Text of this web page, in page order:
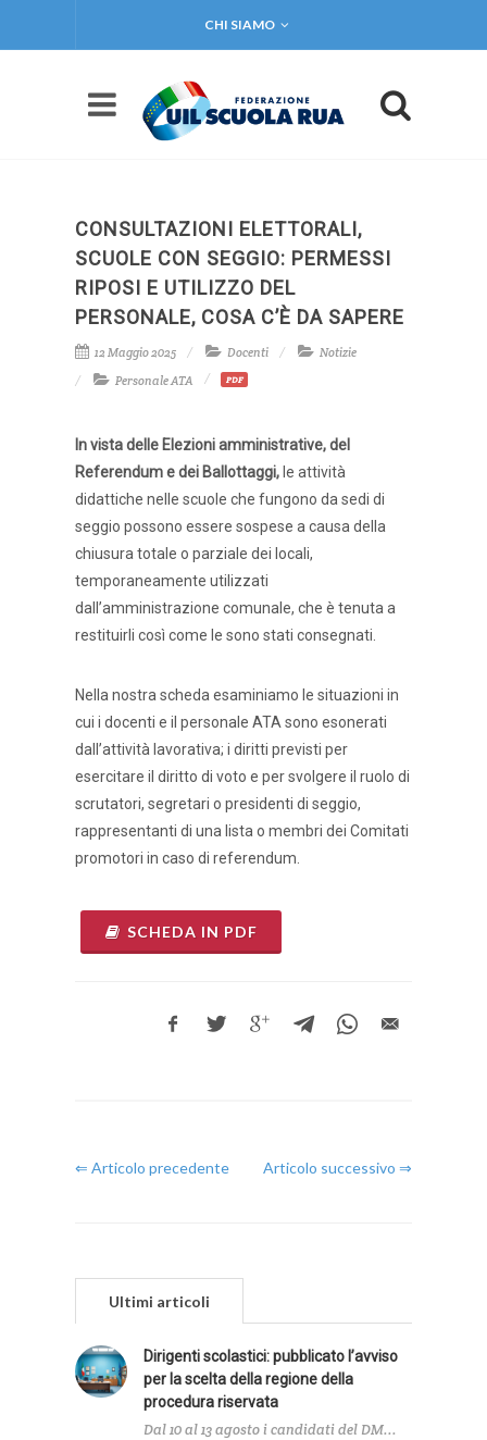
CHI SIAMO
CONSULTAZIONI ELETTORALI,
SCUOLE CON SEGGIO: PERMESSI
RIPOSI E UTILIZZO DEL
PERSONALE, COSA C’È DA SAPERE
12 Maggio 2025 Docenti
Notizie
Personale ATA
PDF
In vista delle Elezioni amministrative, del
Referendum e dei Ballottaggi, le attività
didattiche nelle scuole che fungono da sedi di
seggio possono essere sospese a causa della
chiusura totale o parziale dei locali,
temporaneamente utilizzati
dall’amministrazione comunale, che è tenuta a
restituirli così come le sono stati consegnati.
Nella nostra scheda esaminiamo le situazioni in
cui i docenti e il personale ATA sono esonerati
dall’attività lavorativa; i diritti previsti per
esercitare il diritto di voto e per svolgere il ruolo di
scrutatori, segretari o presidenti di seggio,
rappresentanti di una lista o membri dei Comitati
promotori in caso di referendum.
SCHEDA IN PDF
⇐ Articolo precedente Articolo successivo ⇒
Ultimi articoli
Dirigenti scolastici: pubblicato l’avviso
per la scelta della regione della
procedura riservata
Dal 10 al 13 agosto i candidati del DM...